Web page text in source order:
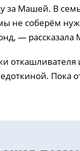
Машей. В
не соберём
— рассказала
откашливателя
Пока